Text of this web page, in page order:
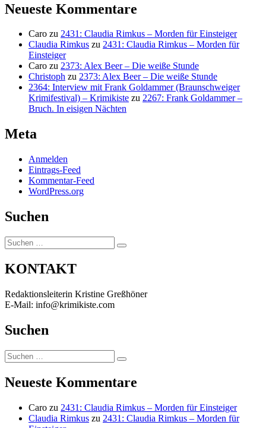
Neueste Kommentare
Caro zu 2431: Claudia Rimkus – Morden für Einsteiger
Claudia Rimkus zu 2431: Claudia Rimkus – Morden für
Einsteiger
Caro zu 2373: Alex Beer – Die weiße Stunde
Christoph zu 2373: Alex Beer – Die weiße Stunde
2364: Interview mit Frank Goldammer (Braunschweiger
Krimifestival) – Krimikiste zu 2267: Frank Goldammer –
Bruch. In eisigen Nächten
Meta
Anmelden
Eintrags-Feed
Kommentar-Feed
WordPress.org
Suchen
Suchen
nach:
Suchen
KONTAKT
Redaktionsleiterin Kristine Greßhöner
E-Mail: info@krimikiste.com
Suchen
Suchen
nach:
Suchen
Neueste Kommentare
Caro zu 2431: Claudia Rimkus – Morden für Einsteiger
Claudia Rimkus zu 2431: Claudia Rimkus – Morden für